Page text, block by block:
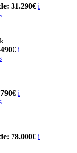
31.290€ i
i
i
78.000€ i